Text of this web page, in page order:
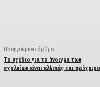
Προηγούμενο άρθρο
Το σχέδιο για το άνοιγμα των
σχολείων είναι ελλιπές και πρόχειρο